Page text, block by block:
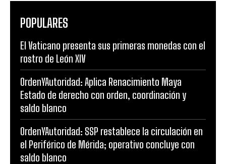
POPULARES
El Vaticano presenta sus primeras monedas con el
rostro de León XIV
OrdenYAutoridad: Aplica Renacimiento Maya
Estado de derecho con orden, coordinación y
saldo blanco
OrdenYAutoridad: SSP restablece la circulación en
el Periférico de Mérida; operativo concluye con
saldo blanco